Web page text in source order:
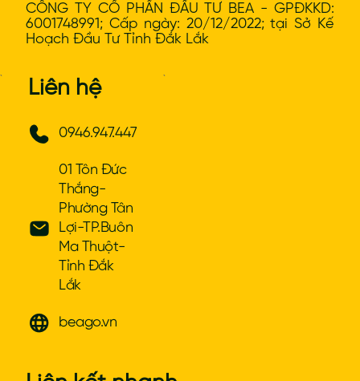
CÔNG TY CỔ PHẦN ĐẦU TƯ BEA - GPĐKKD:
6001748991; Cấp ngày: 20/12/2022; tại Sở Kế
Hoạch Đầu Tư Tỉnh Đắk Lắk
` Liên hệ
0946.947.447
01 Tôn Đức
Thắng-
Phường Tân
Lợi-TP.Buôn
Ma Thuột-
Tỉnh Đắk
Lắk
beago.vn
`